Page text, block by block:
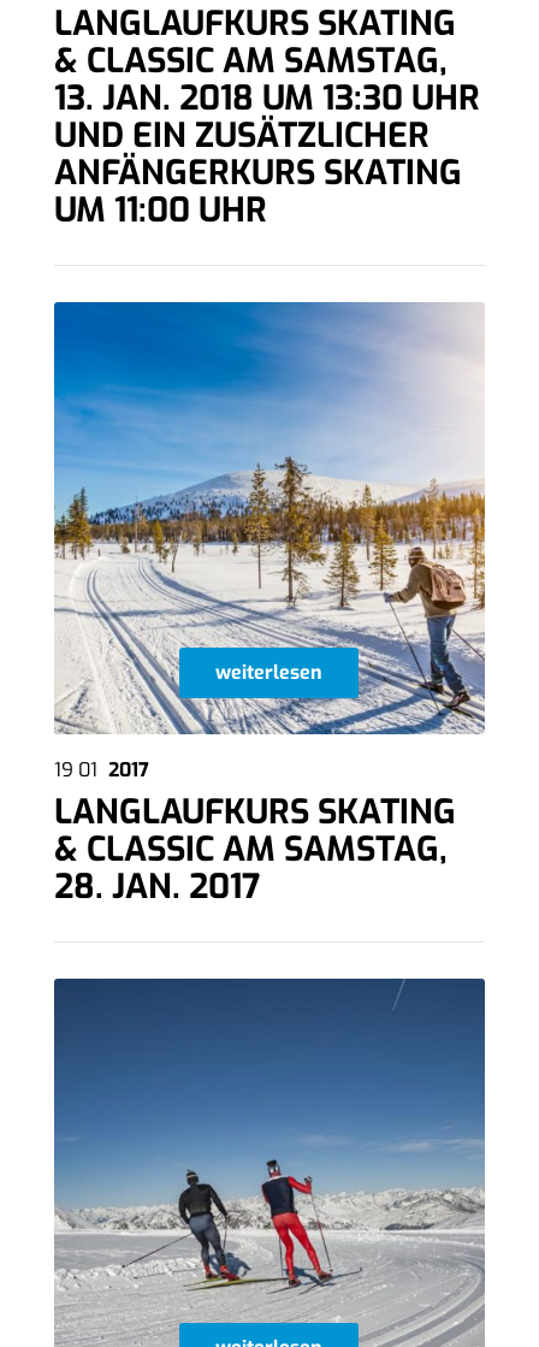
LANGLAUFKURS SKATING
& CLASSIC AM SAMSTAG,
13. JAN. 2018 UM 13:30 UHR
UND EIN ZUSÄTZLICHER
ANFÄNGERKURS SKATING
UM 11:00 UHR
weiterlesen
19 01 2017
LANGLAUFKURS SKATING
& CLASSIC AM SAMSTAG,
28. JAN. 2017